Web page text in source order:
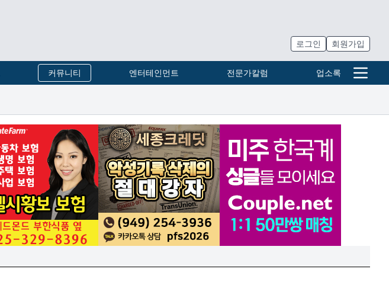
로그인 회원가입
커뮤니티 엔터테인먼트 전문가칼럼 업소록